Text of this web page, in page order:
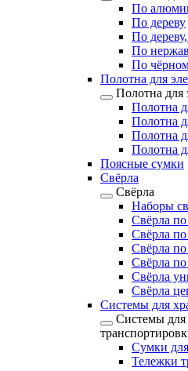
По
По дереву
По
По
По
Полотна для
Полотна для
Полотна
Полотна
Полотна
Полотна
Поясные сумки
Свёрла
Свёрла
Наборы
Свёрла
Свёрла по
Свёрла
Свёрла
Свёрла
Свёрла
Системы для
Системы для
Сумки
Тележки